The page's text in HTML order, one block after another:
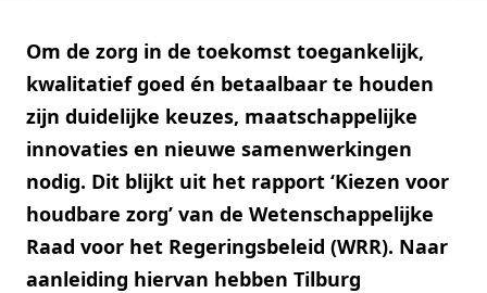
Om de zorg in de toekomst toegankelijk,
kwalitatief goed én betaalbaar te houden
zijn duidelijke keuzes, maatschappelijke
innovaties en nieuwe samenwerkingen
nodig. Dit blijkt uit het rapport ‘Kiezen voor
houdbare zorg’ van de Wetenschappelijke
Raad voor het Regeringsbeleid (WRR). Naar
aanleiding hiervan hebben Tilburg